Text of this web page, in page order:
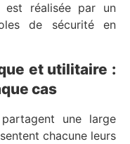
est réalisée par un
de sécurité en
et utilitaire :
cas
une large
chacune leurs